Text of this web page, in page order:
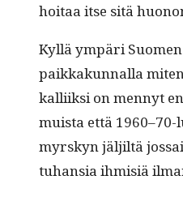
hoitaa itse sitä
Kyl­lä ympäri
paikkakun­nal­la
kalli­ik­si on men­nyt
muista että
myrskyn jäljiltä
tuhan­sia ihmisiä